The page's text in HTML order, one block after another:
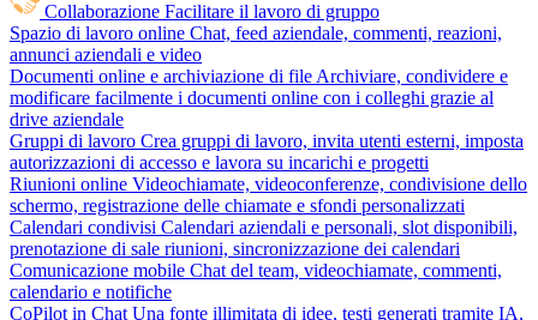
Collaborazione Facilitare il lavoro di gruppo
Spazio di lavoro online Chat, feed aziendale, commenti, reazioni,
annunci aziendali e video
Documenti online e archiviazione di file Archiviare, condividere e
modificare facilmente i documenti online con i colleghi grazie al
drive aziendale
Gruppi di lavoro Crea gruppi di lavoro, invita utenti esterni, imposta
autorizzazioni di accesso e lavora su incarichi e progetti
Riunioni online Videochiamate, videoconferenze, condivisione dello
schermo, registrazione delle chiamate e sfondi personalizzati
Calendari condivisi Calendari aziendali e personali, slot disponibili,
prenotazione di sale riunioni, sincronizzazione dei calendari
Comunicazione mobile Chat del team, videochiamate, commenti,
calendario e notifiche
CoPilot in Chat Una fonte illimitata di idee, testi generati tramite IA,